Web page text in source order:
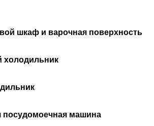
шкаф и варочная поверхность
холодильник
посудомоечная машина